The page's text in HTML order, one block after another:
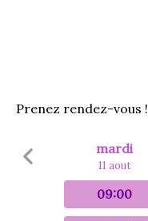
Prenez rendez-vous !
mardi
11 aout
09:00